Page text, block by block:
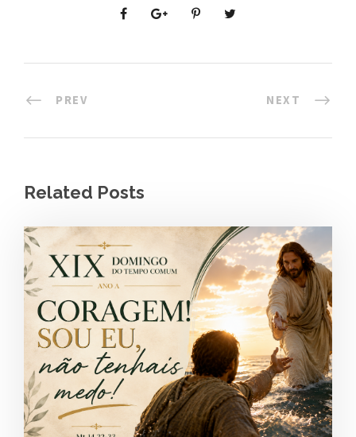
PREV NEXT
Related Posts